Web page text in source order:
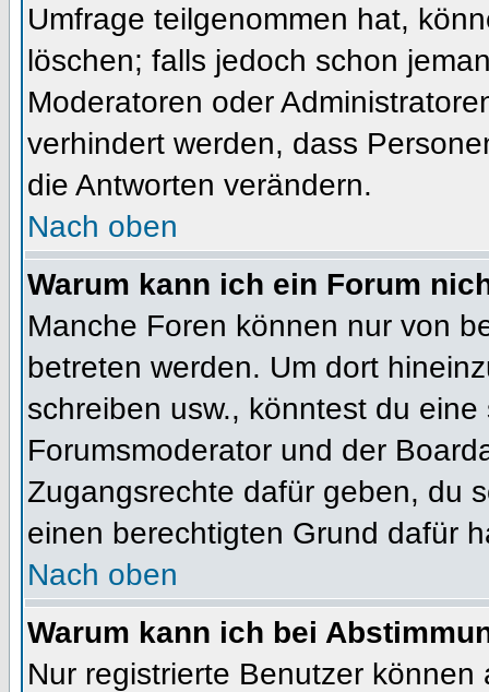
Umfrage teilgenommen hat,
löschen; falls jedoch schon
Moderatoren oder
verhindert werden, dass
die Antworten verändern.
Nach oben
Warum kann ich ein Forum
Manche Foren können nur von
betreten werden. Um dort
schreiben usw., könntest du
Forumsmoderator und der
Zugangsrechte dafür geben, du
einen berechtigten Grund dafür
Nach oben
Warum kann ich bei
Nur registrierte Benutzer